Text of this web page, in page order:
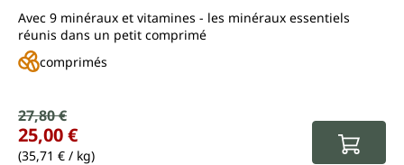
Avec 9 minéraux et vitamines - les minéraux essentiels
réunis dans un petit comprimé
comprimés
Prix de vente :
Prix régulier :
27,80 €
25,00 €
(35,71 € / kg)